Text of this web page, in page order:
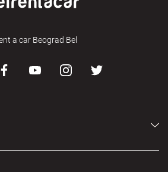
a car Beograd Bel